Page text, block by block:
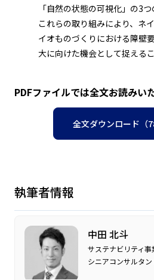
「自然の状態の可視化」の3
これらの取り組みにより、ネ
イオものづくりにおける障壁
大に向けた機会として捉える
PDFファイルでは全文お読みい
全文ダウンロード（
執筆者情報
中田 北斗
サステナビリティ
シニアコンサルタン